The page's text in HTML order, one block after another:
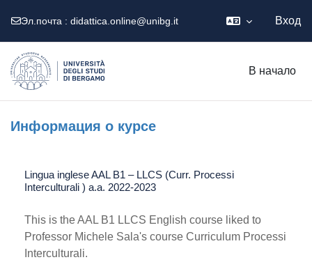
Эл.почта : didattica.online@unibg.it Вход
В начало
Информация о курсе
Lingua inglese AAL B1 – LLCS (Curr. Processi
Interculturali ) a.a. 2022-2023
This is the AAL B1 LLCS English course liked to
Professor Michele Sala's course Curriculum Processi
Interculturali.